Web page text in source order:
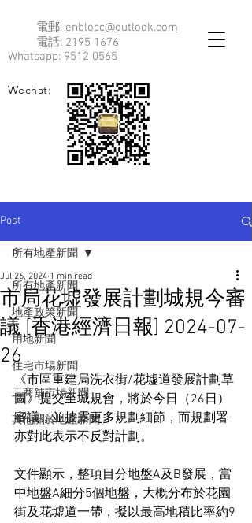
電郵: enblocc@outlook.com
電話: 2195 1676
Whatsapp: 9512 0565
Wechat:
Post
所有地產新聞
地產政策新聞
用地新聞
住宅市場新聞
工商舖市場新聞
其他關於地產新聞
所有地產新聞
市局花墟發展計劃城規今審
議 [香港經濟日報] 2024-07-
26
Jul 26, 2024 1 min read
《市區重建局洗衣街/花墟道發展計劃草
圖》提交至城規會，將於今日（26日）
審議，並披露更多規劃細節，而規劃署
亦對此表示不反對計劃。
文件顯示，整項目分地盤A及B發展，當
中地盤A細分5個地盤，大概分布於花園
街及花墟道一帶，擬以最高地積比率約9